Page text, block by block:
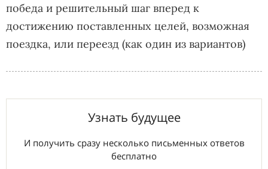
победа и решительный шаг вперед к
достижению поставленных целей, возможная
поездка, или переезд (как один из вариантов)
Узнать будущее
И получить сразу несколько письменных ответов
бесплатно